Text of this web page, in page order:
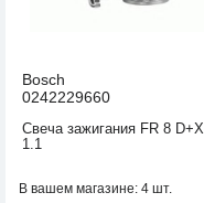
Bosch
0242229660
Свеча зажигания FR 8 D+X
1.1
В вашем магазине: 4 шт.